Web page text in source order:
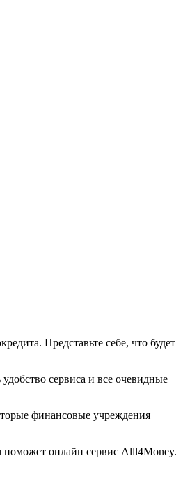
Представьте себе, что будет
сервиса и все очевидные
финансовые учреждения
поможет онлайн сервис Alll4Money.